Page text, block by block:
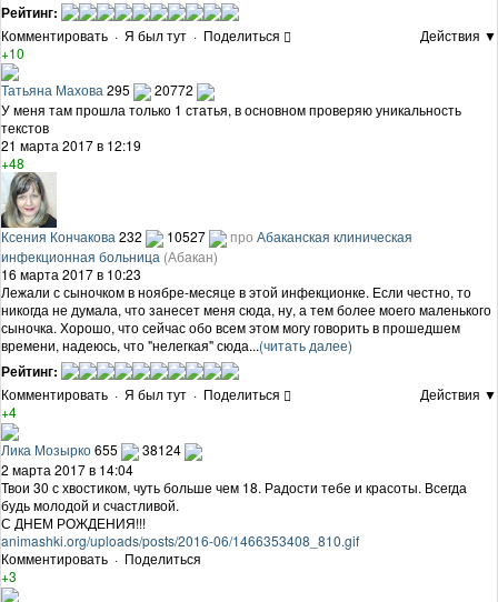
Рейтинг:
Комментировать · Я был тут · Поделиться
Действия ▼
+10
Татьяна Махова 295
20772
У меня там прошла только 1 статья, в основном проверяю уникальность
текстов
21 марта 2017 в 12:19
+48
Ксения Кончакова 232 10527 про Абаканская клиническая
инфекционная больница (Абакан)
16 марта 2017 в 10:23
Лежали с сыночком в ноябре-месяце в этой инфекционке. Если честно, то
никогда не думала, что занесет меня сюда, ну, а тем более моего маленького
сыночка. Хорошо, что сейчас обо всем этом могу говорить в прошедшем
времени, надеюсь, что "нелегкая" сюда...(читать далее)
Рейтинг:
Комментировать · Я был тут · Поделиться
Действия ▼
+4
Лика Мозырко655
38124
2 марта 2017 в 14:04
Твои 30 с хвостиком, чуть больше чем 18. Радости тебе и красоты. Всегда
будь молодой и счастливой.
С ДНЕМ РОЖДЕНИЯ!!!
animashki.org/uploads/posts/2016-06/1466353408_810.gif
Комментировать · Поделиться
+3